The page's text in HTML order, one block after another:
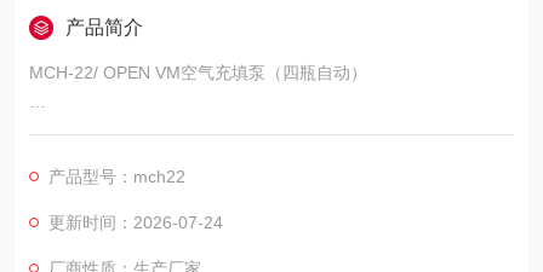
产品简介
MCH-22/ OPEN VM空气充填泵（四瓶自动）
简要说明：满足呼吸空气国标GB/T 31975-2015《呼吸防护用压
产品型号：mch22
更新时间：2026-07-24